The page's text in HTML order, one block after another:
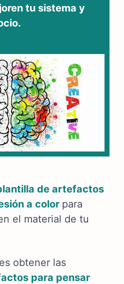
tu sistema y
de artefactos
a color para
el material de tu
obtener las
para pensar